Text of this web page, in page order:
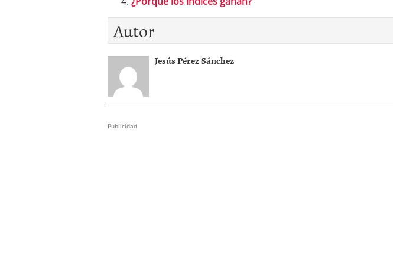
Autor
Jesús Pérez Sánchez
Publicidad